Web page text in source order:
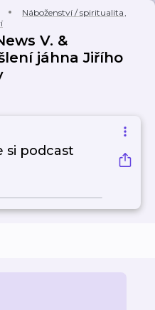
Náboženství / spiritualita,
V. &
jáhna Jiřího
si podcast